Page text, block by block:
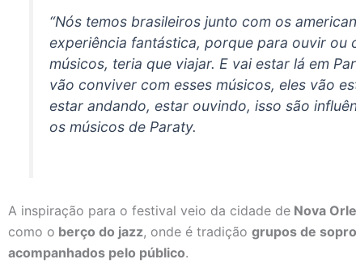
“Nós temos brasileiros junto com os
experiência fantástica, porque para ouvir ou
músicos, teria que viajar. E vai estar lá em
vão conviver com esses músicos, eles vão
estar andando, estar ouvindo, isso são
os músicos de Paraty.
A inspiração para o festival veio da cidade de Nova
como o berço do jazz, onde é tradição grupos de
acompanhados pelo público.